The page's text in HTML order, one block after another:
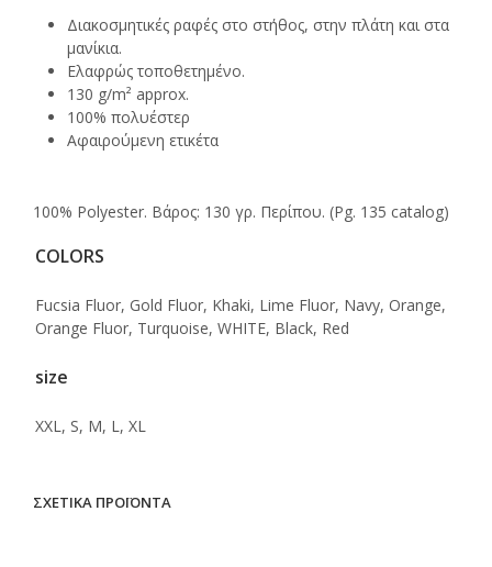
Διακοσμητικές ραφές στο στήθος, στην πλάτη και στα
μανίκια.
Ελαφρώς τοποθετημένο.
130 g/m² approx.
100% πολυέστερ
Αφαιρούμενη ετικέτα
100% Polyester. Βάρος: 130 γρ. Περίπου. (Pg. 135 catalog)
COLORS
Fucsia Fluor, Gold Fluor, Khaki, Lime Fluor, Navy, Orange,
Orange Fluor, Turquoise, WHITE, Black, Red
size
XXL, S, M, L, XL
ΣΧΕΤΙΚΆ ΠΡΟΪΌΝΤΑ